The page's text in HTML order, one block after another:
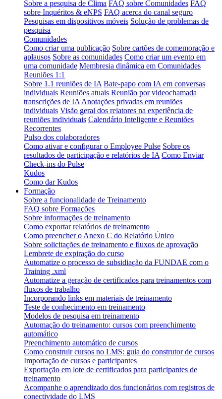
Sobre a pesquisa de Clima FAQ sobre Comunidades FAQ
sobre Inquéritos & eNPS FAQ acerca do canal seguro
Pesquisas em dispositivos móveis Solução de problemas de
pesquisa
Comunidades
Como criar uma publicação Sobre cartões de comemoração e
aplausos Sobre as comunidades Como criar um evento em
uma comunidade Membresia dinâmica em Comunidades
Reuniões 1:1
Sobre 1.1 reuniões de IA Bate-papo com IA em conversas
individuais Reuniões atuais Reunião por videochamada
transcrições de IA Anotações privadas em reuniões
individuais Visão geral dos relatores na experiência de
reuniões individuais Calendário Inteligente e Reuniões
Recorrentes
Pulso dos colaboradores
Como ativar e configurar o Employee Pulse Sobre os
resultados de participação e relatórios de IA Como Enviar
Check-ins do Pulse
Kudos
Como dar Kudos
Formação
Sobre a funcionalidade de Treinamento
FAQ sobre Formações
Sobre informações de treinamento
Como exportar relatórios de treinamento
Como preencher o Anexo C do Relatório Único
Sobre solicitações de treinamento e fluxos de aprovação
Lembrete de expiração do curso
Automatize o processo de subsidiação da FUNDAE com o
Training .xml
Automatize a geração de certificados para treinamentos com
fluxos de trabalho
Incorporando links em materiais de treinamento
Teste de conhecimento em treinamento
Modelos de pesquisa em treinamento
Automação do treinamento: cursos com preenchimento
automático
Preenchimento automático de cursos
Como construir cursos no LMS: guia do construtor de cursos
Importação de cursos e participantes
Exportação em lote de certificados para participantes de
treinamento
Acompanhe o aprendizado dos funcionários com registros de
conectividade do LMS